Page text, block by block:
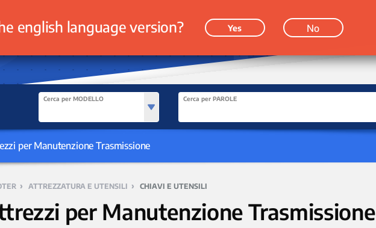
Cerca per MODELLO Cerca per PAROLE
per Manutenzione Trasmissione
› ATTREZZATURA E UTENSILI › CHIAVI E UTENSILI
per Manutenzione Trasmissione
english language version? Yes No